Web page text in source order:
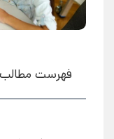
فهرست مطالب